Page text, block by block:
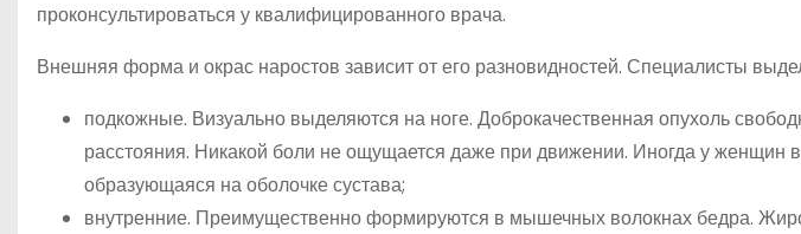
проконсультироваться у квалифицированного врача.
Внешняя форма и окрас наростов зависит от его разновидностей. Специалисты
подкожные. Визуально выделяются на ноге. Доброкачественная опухоль
расстояния. Никакой боли не ощущается даже при движении. Иногда у женщин
образующаяся на оболочке сустава;
внутренние. Преимущественно формируются в мышечных волокнах бедра.